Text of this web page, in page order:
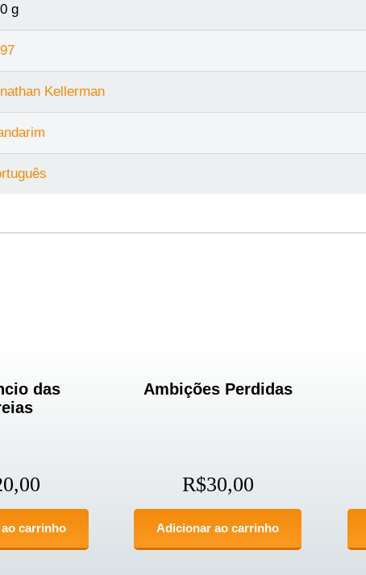
g
Kellerman
das
carrinho
Ambições Perdidas
R$30,00
Adicionar ao carrinho